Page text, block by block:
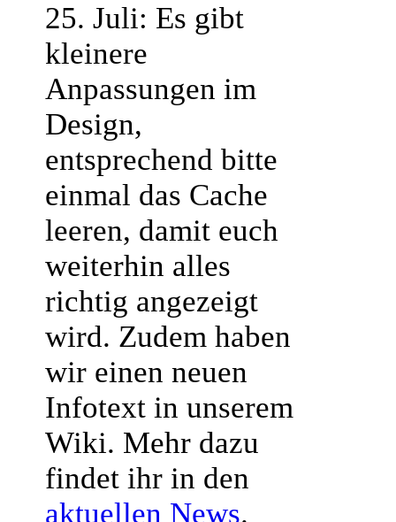
25. Juli: Es gibt
kleinere
Anpassungen im
Design,
entsprechend bitte
einmal das Cache
leeren, damit euch
weiterhin alles
richtig angezeigt
wird. Zudem haben
wir einen neuen
Infotext in unserem
Wiki. Mehr dazu
findet ihr in den
aktuellen News.